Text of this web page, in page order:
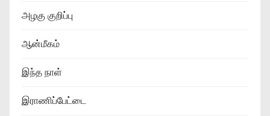
அழகு குறிப்பு
ஆன்மீகம்
இந்த நாள்
இராணிப்பேட்டை